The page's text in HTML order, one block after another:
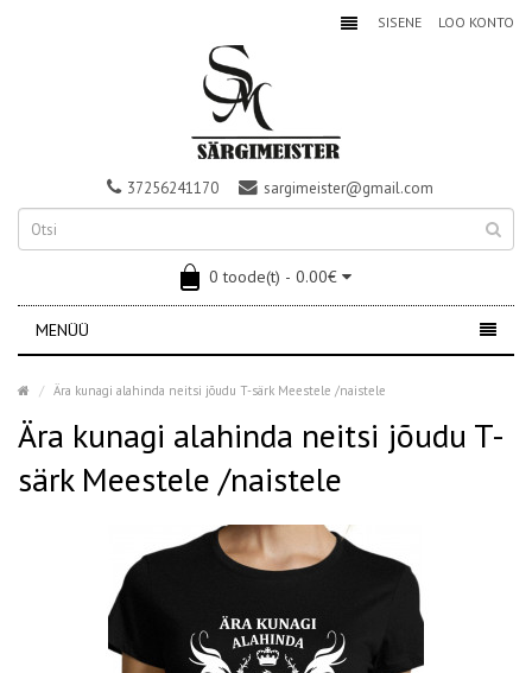
SISENE LOO KONTO
37256241170 sargimeister@gmail.com
0 toode(t) - 0.00€
MENÜÜ
Ära kunagi alahinda neitsi jõudu T-särk Meestele /naistele
Ära kunagi alahinda neitsi jõudu T-
särk Meestele /naistele